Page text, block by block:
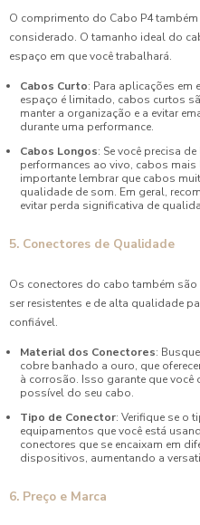
O comprimento do Cabo P4
considerado. O tamanho ideal do
espaço em que você trabalhará.
Cabos Curto: Para aplicações
espaço é limitado, cabos curtos
manter a organização e a evitar
durante uma performance.
Cabos Longos: Se você precisa
performances ao vivo, cabos
importante lembrar que cabos
qualidade de som. Em geral,
evitar perda significativa de
5. Conectores de Qualidade
Os conectores do cabo também
ser resistentes e de alta qualidade
confiável.
Material dos Conectores:
cobre banhado a ouro, que
à corrosão. Isso garante que
possível do seu cabo.
Tipo de Conector: Verifique se o
equipamentos que você está
conectores que se encaixam em
dispositivos, aumentando a
6. Preço e Marca